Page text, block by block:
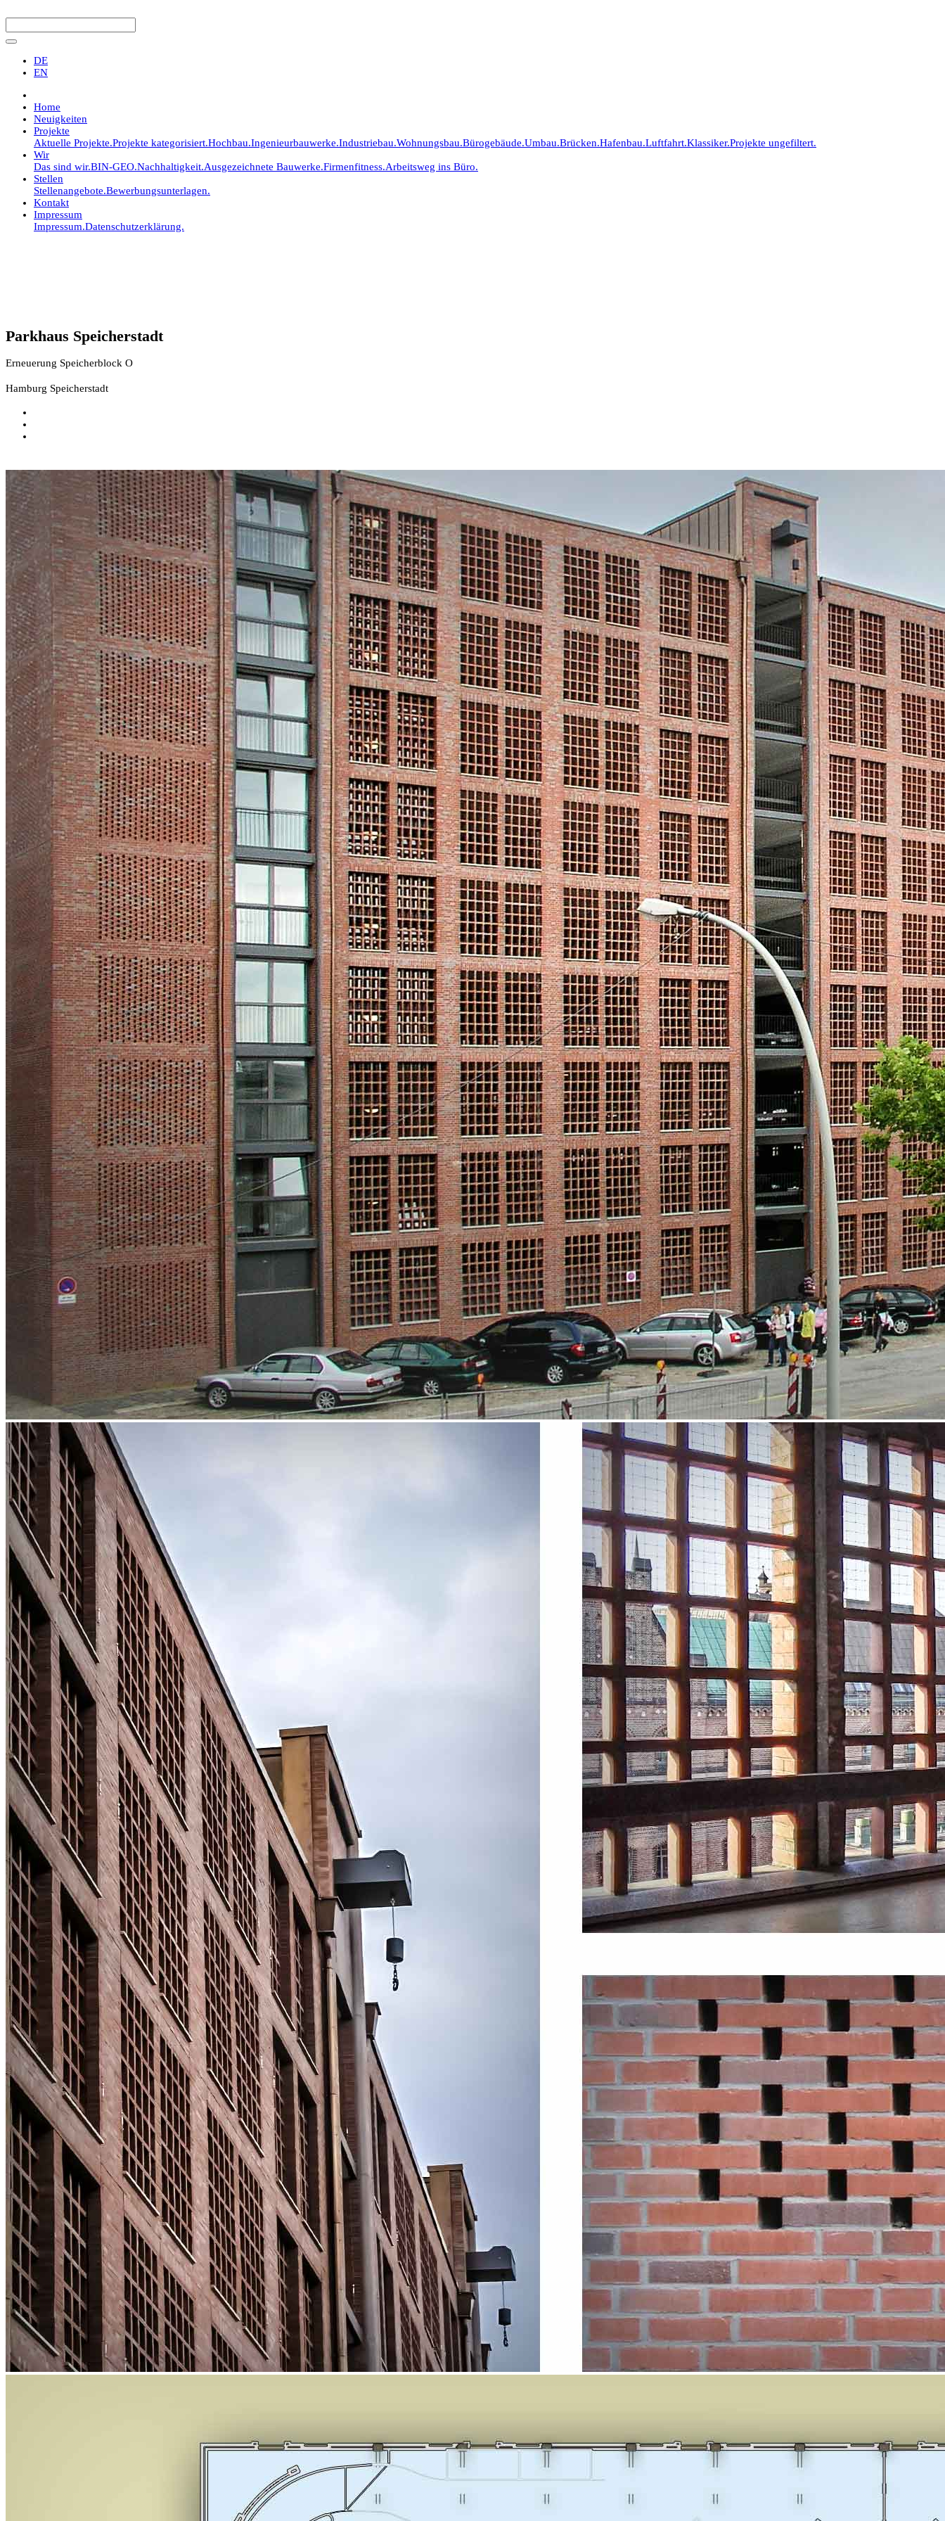
DE
EN
Home
Neuigkeiten
Projekte
Aktuelle Projekte.Projekte kategorisiert.Hochbau.Ingenieurbauwerke.Industriebau.Wohnungsbau.Bürogebäude.Umbau.Brücken.Hafenbau.Luftfahrt.Klassiker.Projekte ungefiltert.
Wir
Das sind wir.BIN-GEO.Nachhaltigkeit.Ausgezeichnete Bauwerke.Firmenfitness.Arbeitsweg ins Büro.
Stellen
Stellenangebote.Bewerbungsunterlagen.
Kontakt
Impressum
Impressum.Datenschutzerklärung.
Parkhaus Speicherstadt
Erneuerung Speicherblock O
Hamburg Speicherstadt